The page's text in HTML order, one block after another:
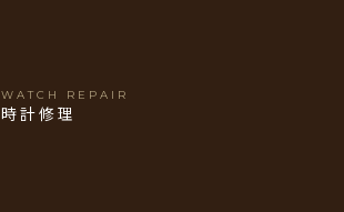
WATCH REPAIR
時計修理